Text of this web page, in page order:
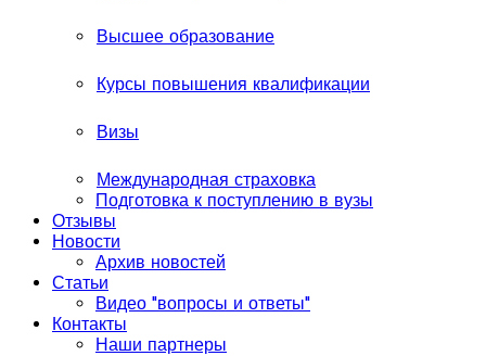
Высшее образование
Курсы повышения квалификации
Визы
Международная страховка
Подготовка к поступлению в вузы
Отзывы
Новости
Архив новостей
Статьи
Видео "вопросы и ответы"
Контакты
Наши партнеры